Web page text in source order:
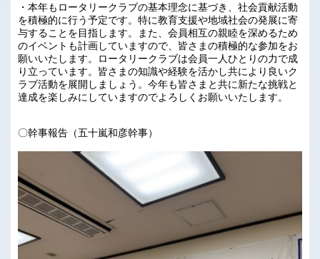
・本年もロータリークラブの基本理念に基づき、社会貢献活動
を積極的に行う予定です。特に教育支援や地域社会の発展に寄
与することを目指します。また、会員相互の親睦を深めるため
のイベントも計画していますので、皆さまの積極的な参加をお
願いいたします。ロータリークラブは会員一人ひとりの力で成
り立っています。皆さまの知識や経験を活かし共により良いク
ラブ活動を展開しましょう。今年も皆さまと共に新たな挑戦と
達成を楽しみにしていますのでよろしくお願いいたします。
〇幹事報告（五十嵐和彦幹事）